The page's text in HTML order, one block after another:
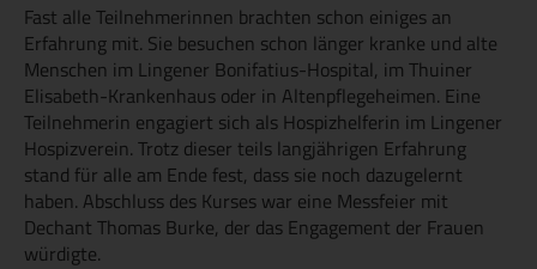
Fast alle Teilnehmerinnen brachten schon einiges an
Erfahrung mit. Sie besuchen schon länger kranke und alte
Menschen im Lingener Bonifatius-Hospital, im Thuiner
Elisabeth-Krankenhaus oder in Altenpflegeheimen. Eine
Teilnehmerin engagiert sich als Hospizhelferin im Lingener
Hospizverein. Trotz dieser teils langjährigen Erfahrung
stand für alle am Ende fest, dass sie noch dazugelernt
haben. Abschluss des Kurses war eine Messfeier mit
Dechant Thomas Burke, der das Engagement der Frauen
würdigte.